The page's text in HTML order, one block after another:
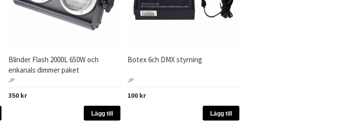
Blinder Flash 2000L 650W och
enkanals dimmer paket
JP
350 kr
Lägg till
Botex 6ch DMX styrning
JP
100 kr
Lägg till